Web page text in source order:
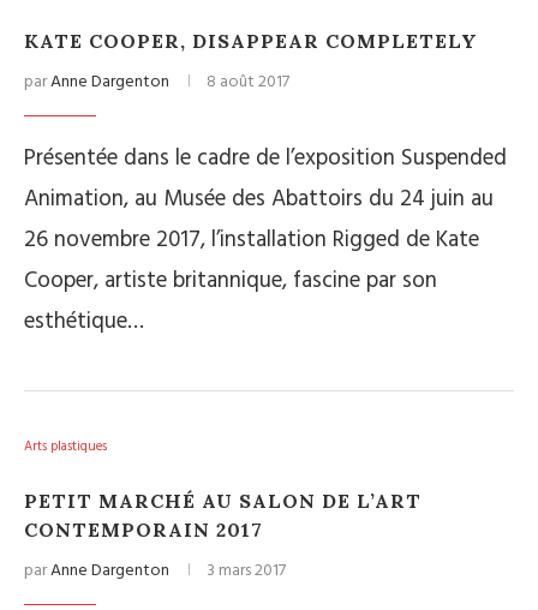
KATE COOPER, DISAPPEAR COMPLETELY
parAnne Dargenton 8 août 2017
Présentée dans le cadre de l’exposition Suspended
Animation, au Musée des Abattoirs du 24 juin au
26 novembre 2017, l’installation Rigged de Kate
Cooper, artiste britannique, fascine par son
esthétique…
Arts plastiques
PETIT MARCHÉ AU SALON DE L’ART
CONTEMPORAIN 2017
parAnne Dargenton 3 mars 2017